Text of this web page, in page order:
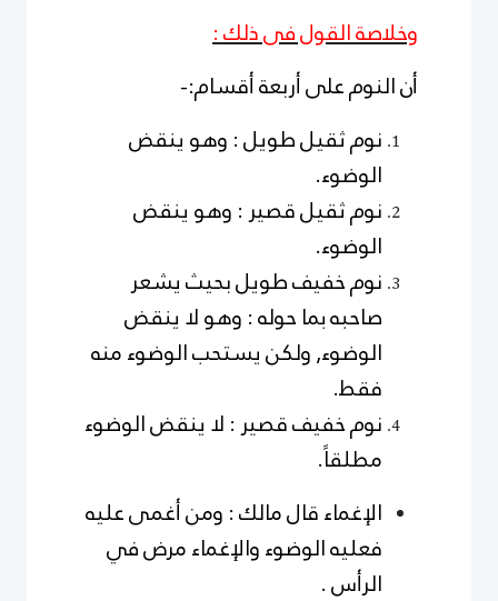
وخلاصة القول فى ذلك :
أن النوم على أربعة أقسام:-
نوم ثقيل طويل : وهو ينقض
الوضوء.
نوم ثقيل قصير : وهو ينقض
الوضوء.
نوم خفيف طويل بحيث يشعر
صاحبه بما حوله : وهو لا ينقض
الوضوء, ولكن يستحب الوضوء منه
فقط.
نوم خفيف قصير : لا ينقض الوضوء
مطلقاً.
الإغماء قال مالك : ومن أغمى عليه
فعليه الوضوء والإغماء مرض في
الرأس .